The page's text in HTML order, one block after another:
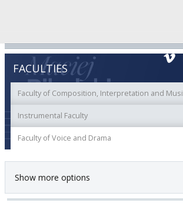
FACULTIES
Faculty of Composition, Interpretation and
Instrumental Faculty
Faculty of Voice and Drama
Show more options